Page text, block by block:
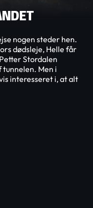
nogen steder hen.
dødsleje, Helle får
Stordalen
Men i
interesseret i, at alt